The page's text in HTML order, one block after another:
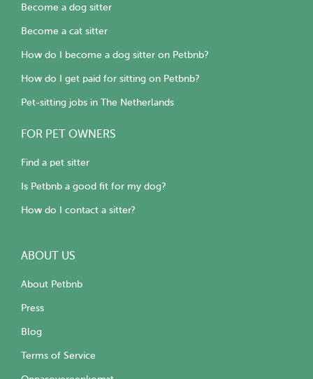
Become a dog sitter
Become a cat sitter
How do I become a dog sitter on Petbnb?
How do I get paid for sitting on Petbnb?
Pet-sitting jobs in The Netherlands
FOR PET OWNERS
Find a pet sitter
Is Petbnb a good fit for my dog?
How do I contact a sitter?
ABOUT US
About Petbnb
Press
Blog
Terms of Service